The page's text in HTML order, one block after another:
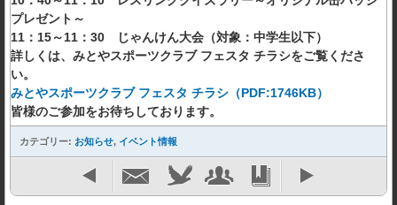
プレゼント～
11：15～11：30 じゃんけん大会（対象：中学生以下）
詳しくは、みとやスポーツクラブ フェスタ チラシをご覧くださ
い。
みとやスポーツクラブ フェスタ チラシ（PDF:1746KB）
皆様のご参加をお待ちしております。
カテゴリー: お知らせ, イベント情報